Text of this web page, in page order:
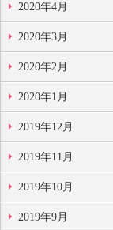
2020年4月
2020年3月
2020年2月
2020年1月
2019年12月
2019年11月
2019年10月
2019年9月